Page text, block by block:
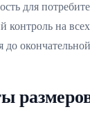
для
контроль на
до